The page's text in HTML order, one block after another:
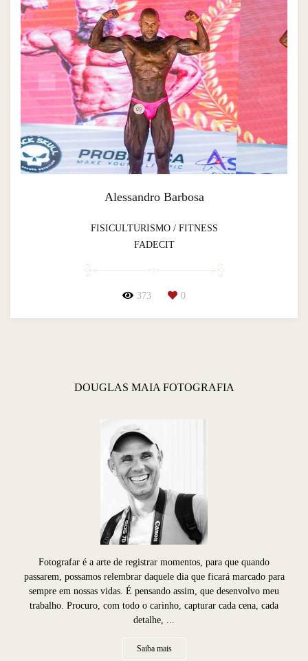
Alessandro Barbosa
FISICULTURISMO / FITNESS
FADECIT
373 0
DOUGLAS MAIA FOTOGRAFIA
Fotografar é a arte de registrar momentos, para que quando
passarem, possamos relembrar daquele dia que ficará marcado para
sempre em nossas vidas. É pensando assim, que desenvolvo meu
trabalho. Procuro, com todo o carinho, capturar cada cena, cada
detalhe, ...
Saiba mais